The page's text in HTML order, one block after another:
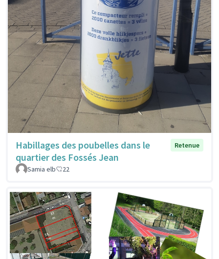
Habillages des poubelles dans le
quartier des Fossés Jean
Retenue
Samia elb 22